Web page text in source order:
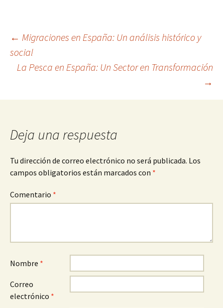
Navegación
de
entradas
← Migraciones en España: Un análisis histórico y
social
La Pesca en España: Un Sector en Transformación
→
Deja una respuesta
Tu dirección de correo electrónico no será publicada. Los
campos obligatorios están marcados con *
Comentario *
Nombre *
Correo
electrónico *